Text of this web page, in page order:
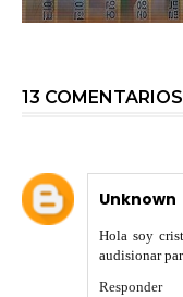
13
Unknown
Hola soy
audisionar
Responder